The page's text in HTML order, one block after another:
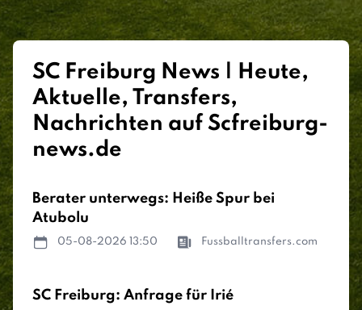
SC Freiburg News | Heute,
Aktuelle, Transfers,
Nachrichten auf Scfreiburg-
news.de
Berater unterwegs: Heiße Spur bei
Atubolu
05-08-2026 13:50 Fussballtransfers.com
SC Freiburg: Anfrage für Irié